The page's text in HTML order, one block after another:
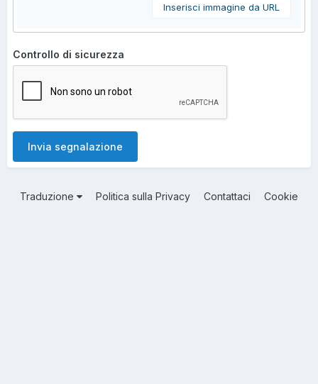
Inserisci immagine da URL
Controllo di sicurezza
Invia segnalazione
Traduzione Politica sulla Privacy Contattaci Cookie